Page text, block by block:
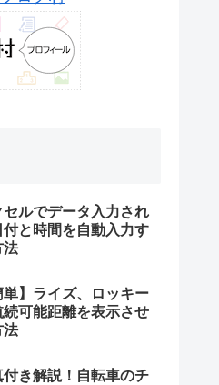
セルでデータ入力され
付と時間を自動入力す
法
単】ライズ、ロッキー
続可能距離を表示させ
法
付き解説！自転車のチ